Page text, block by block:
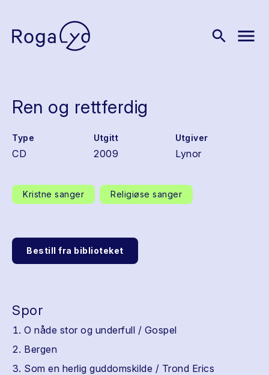
search menu
Ren og rettferdig
Type
CD
Utgitt
2009
Utgiver
Lynor
Kristne sanger Religiøse sanger
Bestill fra biblioteket
Spor
O nåde stor og underfull / Gospel
Bergen
Som en herlig guddomskilde / Trond Erics